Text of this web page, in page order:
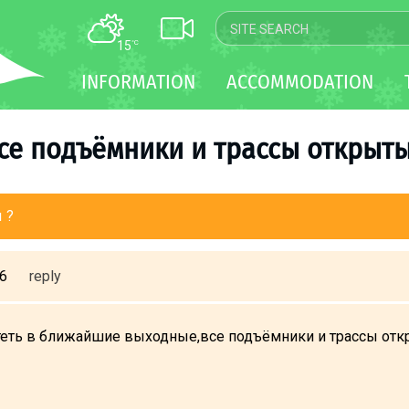
15°C
INFORMATION ACCOMMODATION
подъёмники и трассы
?
reply
в ближайшие выходные,все подъёмники и трассы